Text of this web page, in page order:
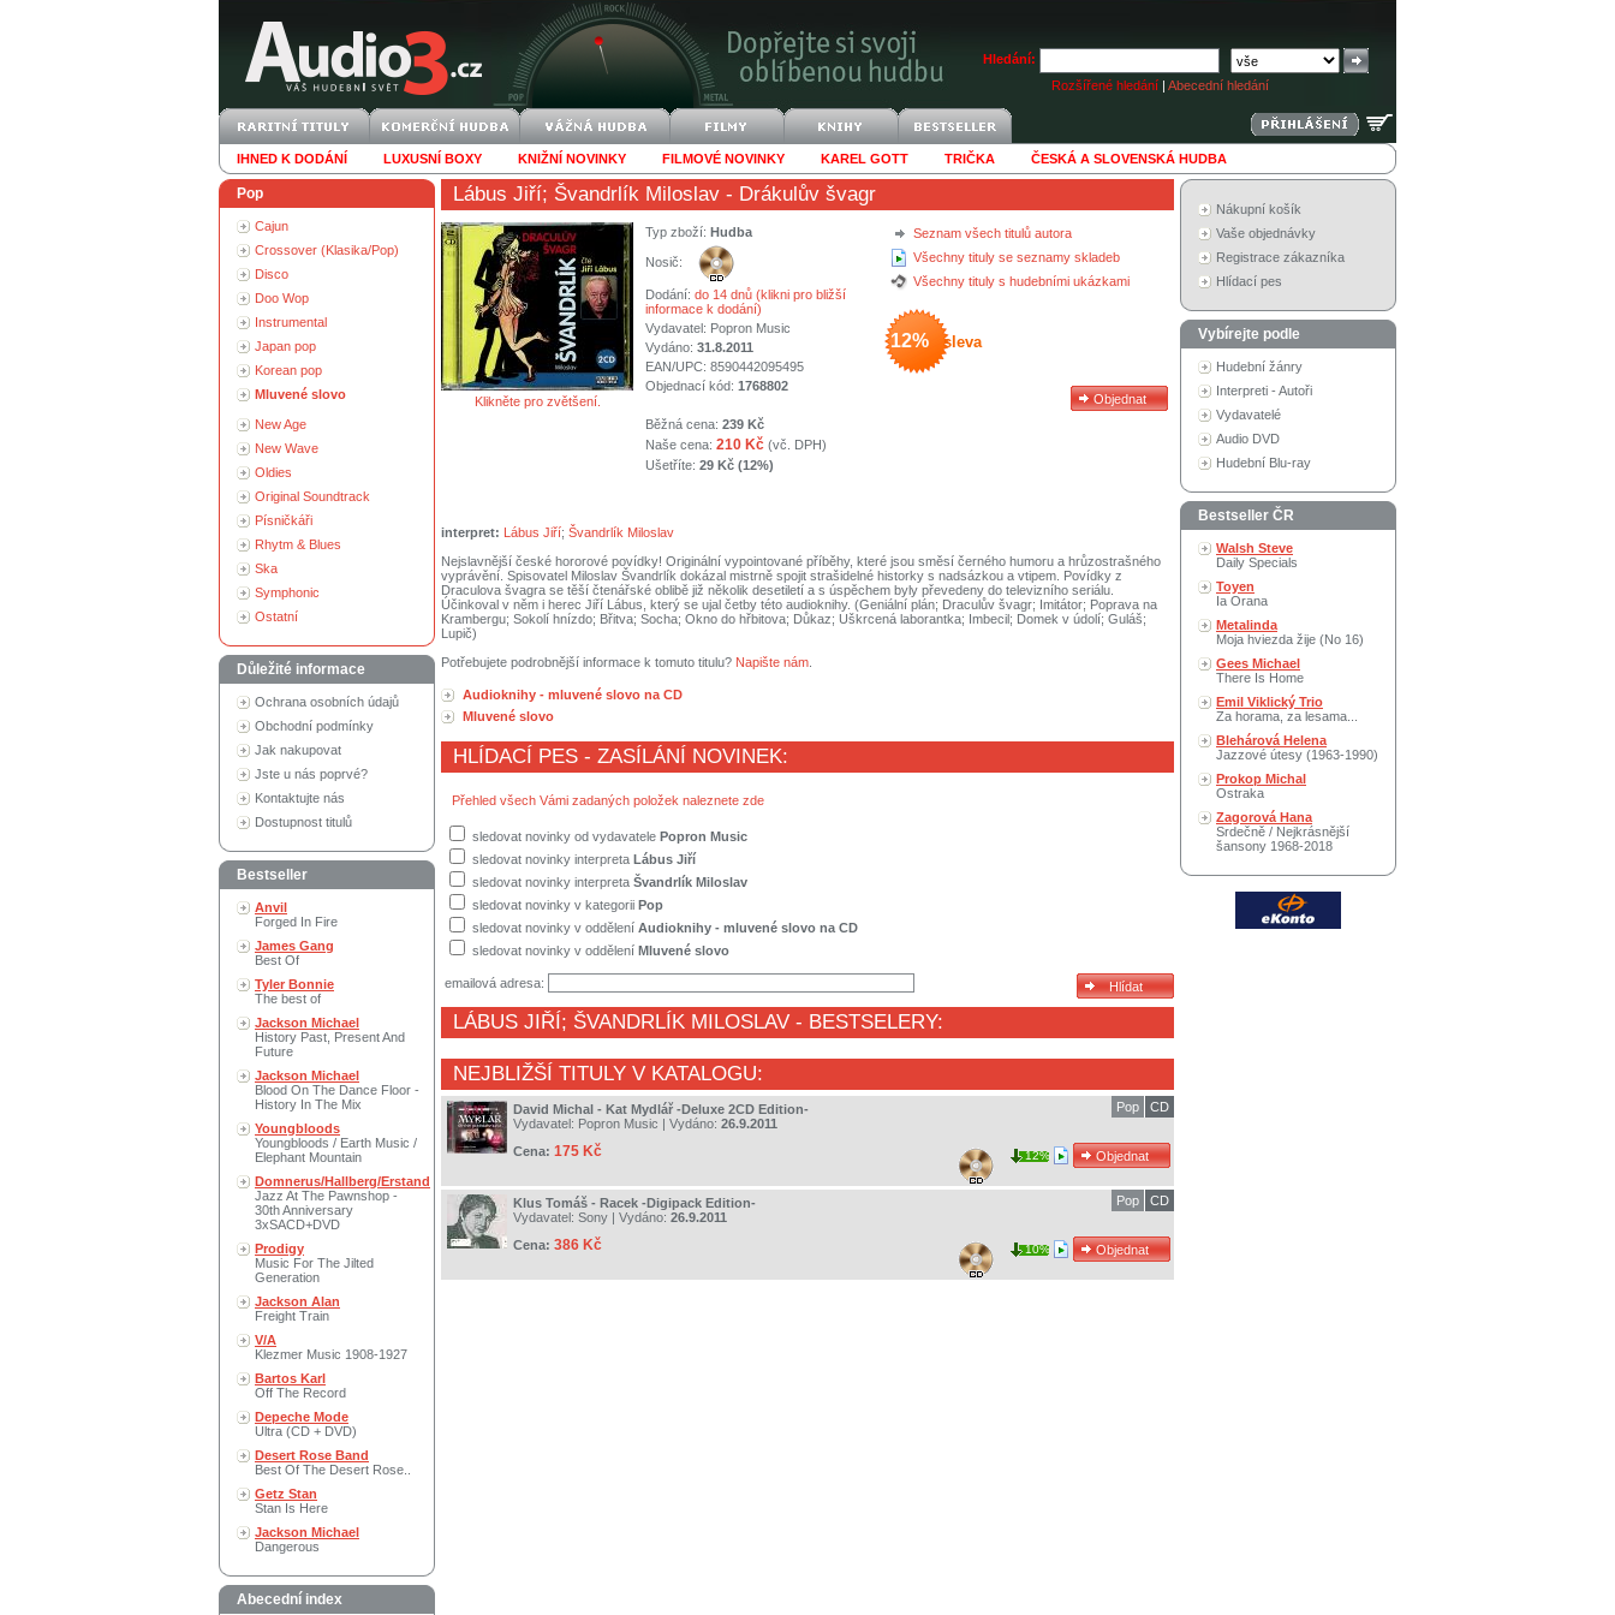
Hledání:
Rozšířené hledání | Abecední hledání
IHNED K DODÁNÍ LUXUSNÍ BOXY KNIŽNÍ NOVINKY FILMOVÉ NOVINKY KAREL GOTT TRIČKA ČESKÁ A SLOVENSKÁ HUDBA
Pop
Cajun
Crossover (Klasika/Pop)
Disco
Doo Wop
Instrumental
Japan pop
Korean pop
Mluvené slovo
New Age
New Wave
Oldies
Original Soundtrack
Písničkáři
Rhytm & Blues
Ska
Symphonic
Ostatní
Důležité informace
Ochrana osobních údajů
Obchodní podmínky
Jak nakupovat
Jste u nás poprvé?
Kontaktujte nás
Dostupnost titulů
Bestseller
Anvil
Forged In Fire
James Gang
Best Of
Tyler Bonnie
The best of
Jackson Michael
History Past, Present And
Future
Jackson Michael
Blood On The Dance Floor -
History In The Mix
Youngbloods
Youngbloods / Earth Music /
Elephant Mountain
Domnerus/Hallberg/Erstand
Jazz At The Pawnshop -
30th Anniversary
3xSACD+DVD
Prodigy
Music For The Jilted
Generation
Jackson Alan
Freight Train
V/A
Klezmer Music 1908-1927
Bartos Karl
Off The Record
Depeche Mode
Ultra (CD + DVD)
Desert Rose Band
Best Of The Desert Rose..
Getz Stan
Stan Is Here
Jackson Michael
Dangerous
Abecední index
Lábus Jiří; Švandrlík Miloslav - Drákulův švagr
Klikněte pro zvětšení.
Seznam všech titulů autora
Všechny tituly se seznamy skladeb
Všechny tituly s hudebními ukázkami
12% sleva
Typ zboží: Hudba
Nosič:
Dodání: do 14 dnů (klikni pro bližší
informace k dodání)
Vydavatel: Popron Music
Vydáno: 31.8.2011
EAN/UPC: 8590442095495
Objednací kód: 1768802
Běžná cena: 239 Kč
Naše cena: 210 Kč (vč. DPH)
Ušetříte: 29 Kč (12%)
interpret: Lábus Jiří; Švandrlík Miloslav
Nejslavnější české hororové povídky! Originální vypointované příběhy, které jsou směsí černého humoru a hrůzostrašného
vyprávění. Spisovatel Miloslav Švandrlík dokázal mistrně spojit strašidelné historky s nadsázkou a vtipem. Povídky z
Draculova švagra se těší čtenářské oblibě již několik desetiletí a s úspěchem byly převedeny do televizního seriálu.
Účinkoval v něm i herec Jiří Lábus, který se ujal četby této audioknihy. (Geniální plán; Draculův švagr; Imitátor; Poprava na
Krambergu; Sokolí hnízdo; Břitva; Socha; Okno do hřbitova; Důkaz; Uškrcená laborantka; Imbecil; Domek v údolí; Guláš;
Lupič)
Potřebujete podrobnější informace k tomuto titulu? Napište nám
Audioknihy - mluvené slovo na CD
Mluvené slovo
HLÍDACÍ PES - ZASÍLÁNÍ NOVINEK:
Přehled všech Vámi zadaných položek naleznete zde
sledovat novinky od vydavatele Popron Music
sledovat novinky interpreta Lábus Jiří
sledovat novinky interpreta Švandrlík Miloslav
sledovat novinky v kategorii Pop
sledovat novinky v oddělení Audioknihy - mluvené slovo na CD
sledovat novinky v oddělení Mluvené slovo
emailová adresa:
LÁBUS JIŘÍ ; ŠVANDRLÍK MILOSLAV - BESTSELERY:
NEJBLIŽŠÍ TITULY V KATALOGU:
David Michal - Kat Mydlář -Deluxe 2CD Edition-
Vydavatel: Popron Music | Vydáno: 26.9.2011
Cena: 175 Kč
CD
Pop
12%
Klus Tomáš - Racek -Digipack Edition-
Vydavatel: Sony | Vydáno: 26.9.2011
Cena: 386 Kč
CD
Pop
10%
Nákupní košík
Vaše objednávky
Registrace zákazníka
Hlídací pes
Vybírejte podle
Hudební žánry
Interpreti - Autoři
Vydavatelé
Audio DVD
Hudební Blu-ray
Bestseller ČR
Walsh Steve
Daily Specials
Toyen
Ia Orana
Metalinda
Moja hviezda žije (No 16)
Gees Michael
There Is Home
Emil Viklický Trio
Za horama, za lesama...
Blehárová Helena
Jazzové útesy (1963-1990)
Prokop Michal
Ostraka
Zagorová Hana
Srdečně / Nejkrásnější
šansony 1968-2018